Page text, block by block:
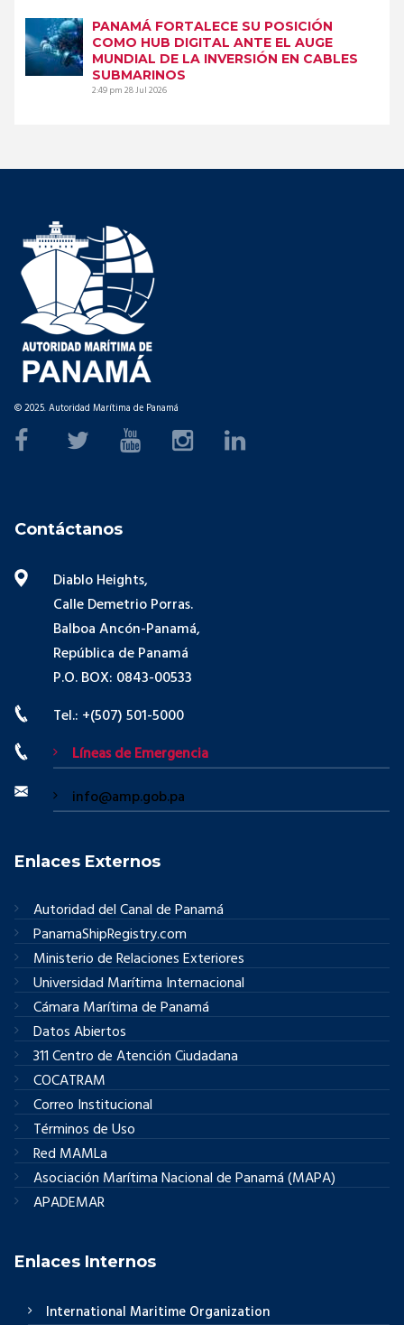
PANAMÁ FORTALECE SU POSICIÓN
COMO HUB DIGITAL ANTE EL AUGE
MUNDIAL DE LA INVERSIÓN EN CABLES
SUBMARINOS
2:49 pm28 Jul 2026
© 2025. Autoridad Marítima de Panamá
Contáctanos
Diablo Heights,
Calle Demetrio Porras.
Balboa Ancón-Panamá,
República de Panamá
P.O. BOX: 0843-00533
Tel.: +(507) 501-5000
Líneas de Emergencia
info@amp.gob.pa
Enlaces Externos
Autoridad del Canal de Panamá
PanamaShipRegistry.com
Ministerio de Relaciones Exteriores
Universidad Marítima Internacional
Cámara Marítima de Panamá
Datos Abiertos
311 Centro de Atención Ciudadana
COCATRAM
Correo Institucional
Términos de Uso
Red MAMLa
Asociación Marítima Nacional de Panamá (MAPA)
APADEMAR
Enlaces Internos
International Maritime Organization